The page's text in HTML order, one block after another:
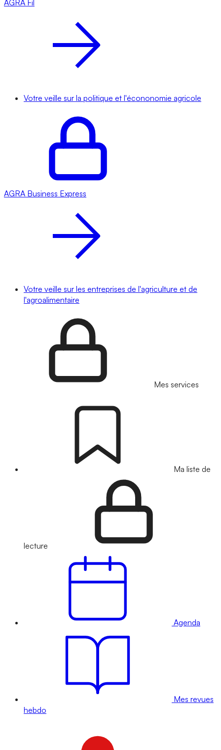
AGRA Fil
Votre veille sur la politique et l'écononomie agricole
AGRA Business Express
Votre veille sur les entreprises de l'agriculture et de
l'agroalimentaire
Mes services
Ma liste de
lecture
Agenda
Mes revues
hebdo